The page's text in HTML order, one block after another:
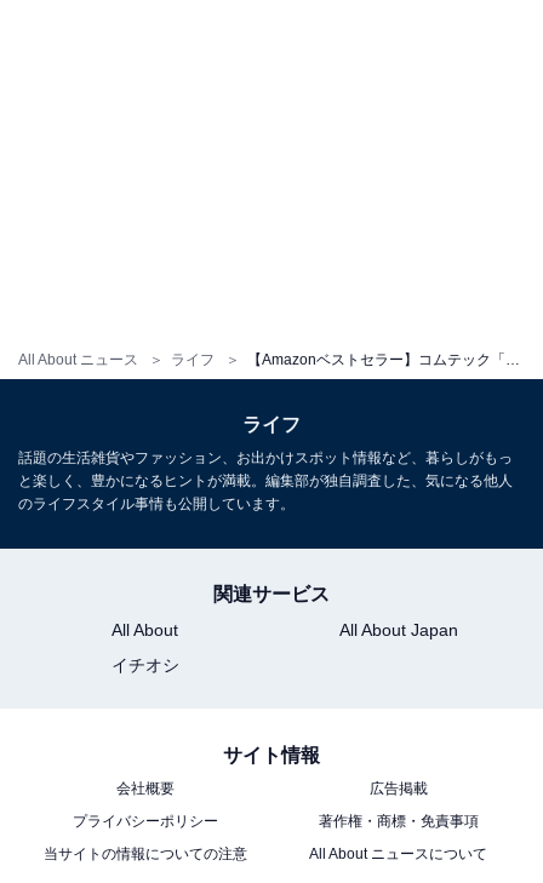
All About ニュース ライフ
コムテック ドライブレコーダー ZDR043 前後2カメラ コ
ンパクト 前後200万画素 Full HD GPS搭載
32GBmicroSDカード付属 後続車両接近お知らせ 駐車監
視機能 高速起動 3年保証 液晶 [出張取付サービス対応]
コムテック 車用 ドライブレコーダー 1カメラタイプ
ライフ
話題の生活雑貨やファッション、お出かけスポット情報など、暮らしがもっ
と楽しく、豊かになるヒントが満載。編集部が独自調査した、気になる他人
のライフスタイル事情も公開しています。
関連サービス
All About
All About Japan
イチオシ
サイト情報
会社概要
広告掲載
プライバシーポリシー
著作権・商標・免責事項
当サイトの情報についての注意
All About ニュースについて